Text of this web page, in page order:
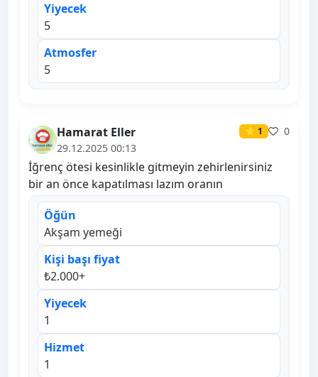
Yiyecek
5
Atmosfer
5
Hamarat Eller ⭐ 1
0
29.12.2025 00:13
İğrenç ötesi kesinlikle gitmeyin zehirlenirsiniz
bir an önce kapatılması lazım oranın
Öğün
Akşam yemeği
Kişi başı fiyat
₺2.000+
Yiyecek
1
Hizmet
1